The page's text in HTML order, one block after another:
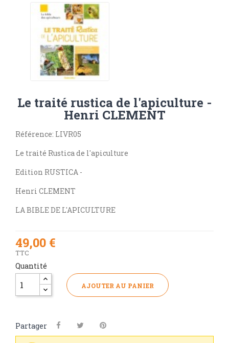
Le traité rustica de l'apiculture -
Henri CLEMENT
Référence: LIVR05
Le traité Rustica de l'apiculture
Edition RUSTICA -
Henri CLEMENT
LA BIBLE DE L'APICULTURE
49,00 €
TTC
Quantité
AJOUTER AU PANIER
Partager